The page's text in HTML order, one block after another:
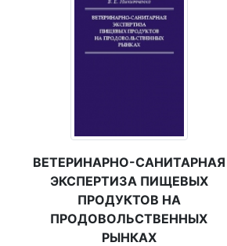
ВЕТЕРИНАРНО-САНИТАРНАЯ
ЭКСПЕРТИЗА ПИЩЕВЫХ
ПРОДУКТОВ НА
ПРОДОВОЛЬСТВЕННЫХ
РЫНКАХ